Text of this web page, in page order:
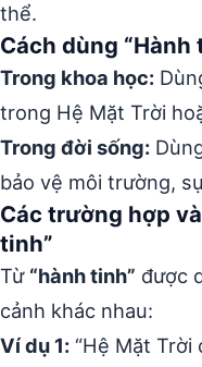
thể.
Cách dùng
Trong khoa học:
trong Hệ Mặt Trời
Trong đời sống:
bảo vệ môi trường,
Các trường hợp
tinh”
Từ “hành tinh” được
cảnh khác nhau:
Ví dụ 1: “Hệ Mặt Trời